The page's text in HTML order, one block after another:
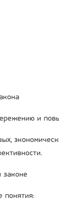
и
законе
понятия: